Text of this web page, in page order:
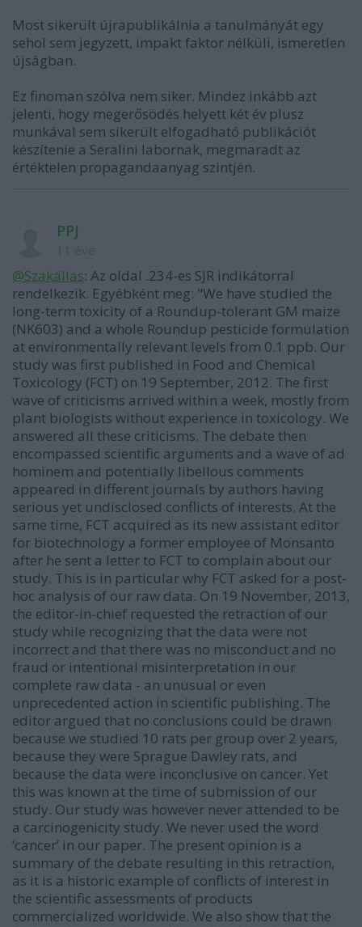
Most sikerült újrapublikálnia a tanulmányát egy
sehol sem jegyzett, impakt faktor nélküli, ismeretlen
újságban.
Ez finoman szólva nem siker. Mindez inkább azt
jelenti, hogy megerősödés helyett két év plusz
munkával sem sikerült elfogadható publikációt
készítenie a Seralini labornak, megmaradt az
értéktelen propagandaanyag szintjén.
PPJ
@Szakállas: Az oldal .234-es SJR indikátorral
rendelkezik. Egyébként meg: "We have studied the
long-term toxicity of a Roundup-tolerant GM maize
(NK603) and a whole Roundup pesticide formulation
at environmentally relevant levels from 0.1 ppb. Our
study was first published in Food and Chemical
Toxicology (FCT) on 19 September, 2012. The first
wave of criticisms arrived within a week, mostly from
plant biologists without experience in toxicology. We
answered all these criticisms. The debate then
encompassed scientific arguments and a wave of ad
hominem and potentially libellous comments
appeared in different journals by authors having
serious yet undisclosed conflicts of interests. At the
same time, FCT acquired as its new assistant editor
for biotechnology a former employee of Monsanto
after he sent a letter to FCT to complain about our
study. This is in particular why FCT asked for a post-
hoc analysis of our raw data. On 19 November, 2013,
the editor-in-chief requested the retraction of our
study while recognizing that the data were not
incorrect and that there was no misconduct and no
fraud or intentional misinterpretation in our
complete raw data - an unusual or even
unprecedented action in scientific publishing. The
editor argued that no conclusions could be drawn
because we studied 10 rats per group over 2 years,
because they were Sprague Dawley rats, and
because the data were inconclusive on cancer. Yet
this was known at the time of submission of our
study. Our study was however never attended to be
a carcinogenicity study. We never used the word
‘cancer’ in our paper. The present opinion is a
summary of the debate resulting in this retraction,
as it is a historic example of conflicts of interest in
the scientific assessments of products
commercialized worldwide. We also show that the